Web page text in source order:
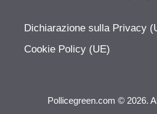
Dichiarazione sulla Privacy
Cookie Policy (UE)
Pollicegreen.com © 2026.